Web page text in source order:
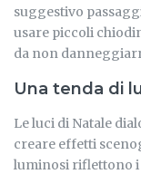
suggestivo
usare piccoli
da non
Una tenda di
Le luci di Natale
creare effetti
luminosi riflettono i